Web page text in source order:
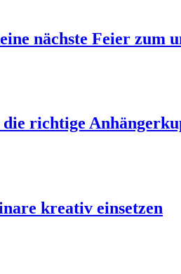
nächste Feier zum
richtige
kreativ einsetzen